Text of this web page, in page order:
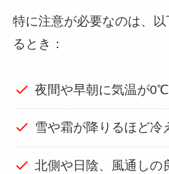
特に注意が必要なのは、
るとき：
夜間や早朝に気温が
雪や霜が降りるほど冷
北側や日陰、風通しの